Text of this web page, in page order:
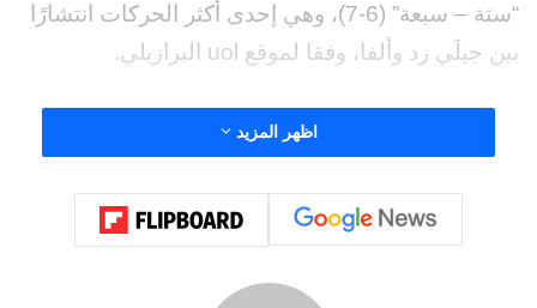
“ستة – سبعة” (6-7)، وهي إحدى أكثر الحركات انتشارًا
بين جيلَي زد وألفا، وفقا لموقع uol البرازيلي.
نشأت إشارة القلب في موسيقى البوب في كوريا
الجنوبية (K- Pop)، وسرعان ما أصبحت رمزًا عالميًا.
تُؤدى هذه الإشارة بتقاطع الإبهام والسبابة لتشكيل قلب
اظهر المزيد